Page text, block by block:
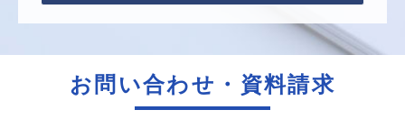
お問い合わせ・資料請求